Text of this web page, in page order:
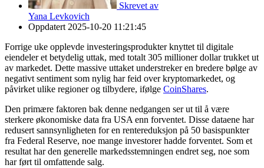
Skrevet av
Yana Levkovich
Oppdatert 2025-10-20 11:21:45
Forrige uke opplevde investeringsprodukter knyttet til digitale
eiendeler et betydelig uttak, med totalt 305 millioner dollar trukket ut
av markedet. Dette massive uttaket understreker en bredere bølge av
negativt sentiment som nylig har feid over kryptomarkedet, og
påvirket ulike regioner og tilbydere, ifølge CoinShares.
Den primære faktoren bak denne nedgangen ser ut til å være
sterkere økonomiske data fra USA enn forventet. Disse dataene har
redusert sannsynligheten for en rentereduksjon på 50 basispunkter
fra Federal Reserve, noe mange investorer hadde forventet. Som et
resultat har den generelle markedsstemningen endret seg, noe som
har ført til omfattende salg.